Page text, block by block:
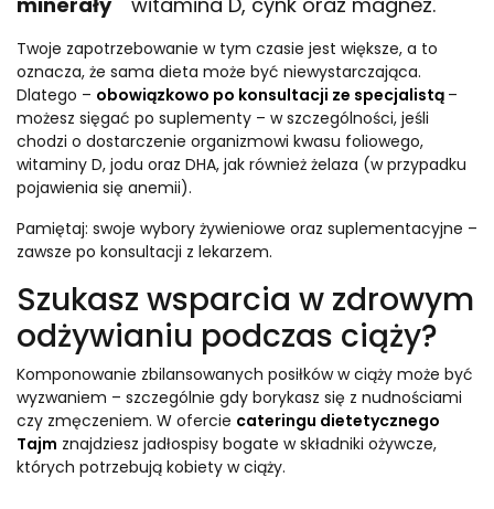
Twoje zapotrzebowanie w tym czasie jest większe, a to
oznacza, że sama dieta może być niewystarczająca.
Dlatego – obowiązkowo po konsultacji ze specjalistą –
możesz sięgać po suplementy – w szczególności, jeśli
chodzi o dostarczenie organizmowi kwasu foliowego,
witaminy D, jodu oraz DHA, jak również żelaza (w przypadku
pojawienia się anemii).
Pamiętaj: swoje wybory żywieniowe oraz suplementacyjne –
zawsze po konsultacji z lekarzem.
Szukasz wsparcia w zdrowym
odżywianiu podczas ciąży?
Komponowanie zbilansowanych posiłków w ciąży może być
wyzwaniem – szczególnie gdy borykasz się z nudnościami
czy zmęczeniem. W ofercie cateringu dietetycznego
Tajm znajdziesz jadłospisy bogate w składniki ożywcze,
których potrzebują kobiety w ciąży.